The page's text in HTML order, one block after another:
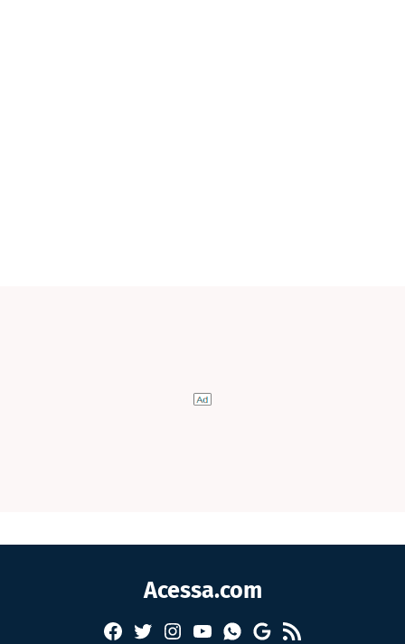
Acessa.com
Facebook
TwitterInstagram
YouTubeWhatsapp
Google
RSS